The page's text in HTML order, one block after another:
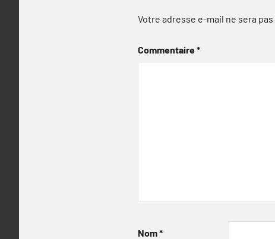
Votre adresse e-mail ne sera pas
Commentaire*
Nom*